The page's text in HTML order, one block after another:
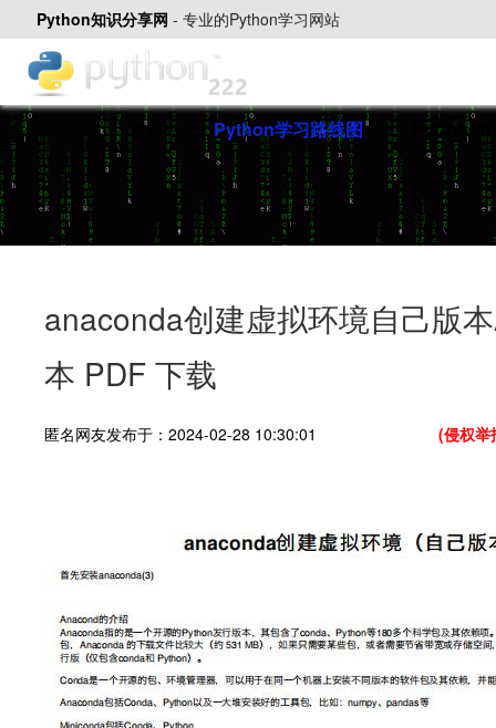
Python知识分享网 - 专业的Python学习网站
首页 Python学习路线图
anaconda创建虚拟环境自己版
本 PDF 下载
匿名网友发布于：2024-02-28 10:30:01 (侵权举